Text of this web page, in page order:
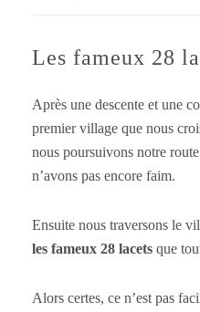
Les fameux 28
Après une descente et une
premier village que nous
nous poursuivons notre
n’avons pas encore faim.
Ensuite nous traversons le
les fameux 28 lacets que
Alors certes, ce n’est pas